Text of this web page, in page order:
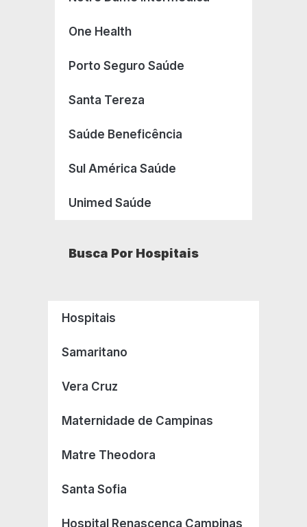
One Health
Porto Seguro Saúde
Santa Tereza
Saúde Beneficência
Sul América Saúde
Unimed Saúde
Busca Por Hospitais
Hospitais
Samaritano
Vera Cruz
Maternidade de Campinas
Matre Theodora
Santa Sofia
Hospital Renascença Campinas